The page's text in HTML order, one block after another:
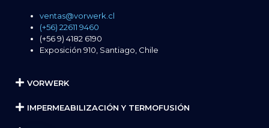
ventas@vorwerk.cl
(+56) 22611 9460
(+56 9) 4182 6190
Exposición 910, Santiago, Chile
VORWERK
IMPERMEABILIZACIÓN Y TERMOFUSIÓN